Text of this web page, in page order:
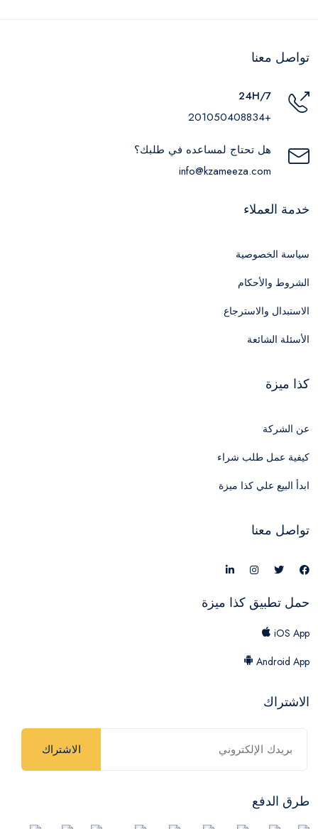
تواصل معنا
24H/7
+201050408834
هل تحتاج لمساعده في طلبك؟
info@kzameeza.com
خدمة العملاء
سياسة الخصوصية
الشروط والأحكام
الاستبدال والاسترجاع
الأسئلة الشائعة
كذا ميزة
عن الشركة
كيفية عمل طلب شراء
ابدأ البيع علي كذا ميزة
تواصل معنا
حمل تطبيق كذا ميزة
iOS App
Android App
الاشتراك
الاشتراك
طرق الدفع